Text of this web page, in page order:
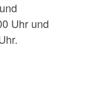
Uhr und